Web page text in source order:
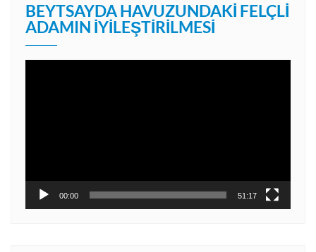
BEYTSAYDA HAVUZUNDAKI FELÇLI
ADAMIN İYILEŞTIRILMESI
00:00 51:17